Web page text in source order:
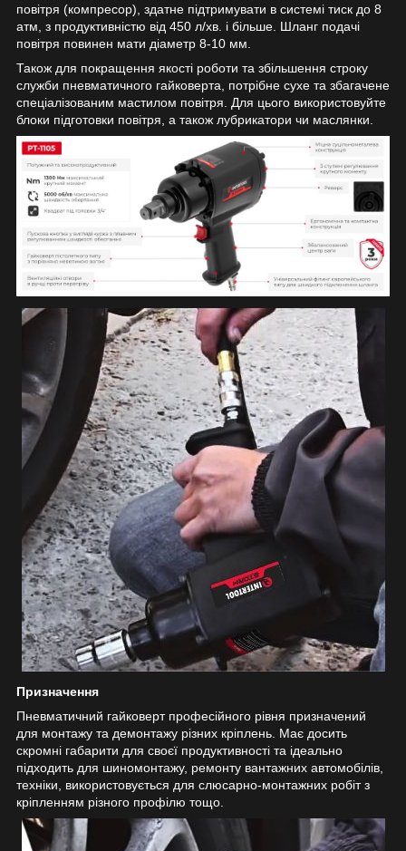
повітря (компресор), здатне підтримувати в системі тиск до 8
атм, з продуктивністю від 450 л/хв. і більше. Шланг подачі
повітря повинен мати діаметр 8-10 мм.
Також для покращення якості роботи та збільшення строку
служби пневматичного гайковерта, потрібне сухе та збагачене
спеціалізованим мастилом повітря. Для цього використовуйте
блоки підготовки повітря, а також лубрикатори чи маслянки.
Призначення
Пневматичний гайковерт професійного рівня призначений
для монтажу та демонтажу різних кріплень. Має досить
скромні габарити для своєї продуктивності та ідеально
підходить для шиномонтажу, ремонту вантажних автомобілів,
техніки, використовується для слюсарно-монтажних робіт з
кріпленням різного профілю тощо.